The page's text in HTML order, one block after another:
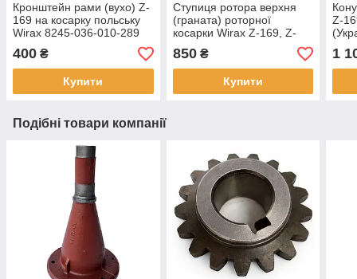
Кронштейн рами (вухо) Z-
169 на косарку польську
Wirax 8245-036-010-289
400 ₴
Купити
Ступиця ротора верхня
(граната) роторної
косарки Wirax Z-169, Z-
173, Z-069 8245-036-010-
790
850₴
Купити
Z-
1
Подібні товари компанії